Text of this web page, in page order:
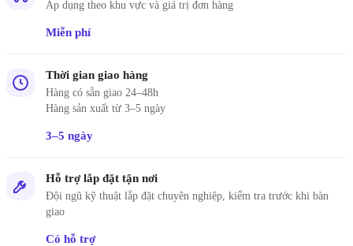
Áp dụng theo khu vực và giá trị đơn hàng
Miễn phí
Thời gian giao hàng
Hàng có sẵn giao 24–48h
Hàng sản xuất từ 3–5 ngày
3–5 ngày
Hỗ trợ lắp đặt tận nơi
Đội ngũ kỹ thuật lắp đặt chuyên nghiệp, kiểm tra trước khi bàn
giao
Có hỗ trợ